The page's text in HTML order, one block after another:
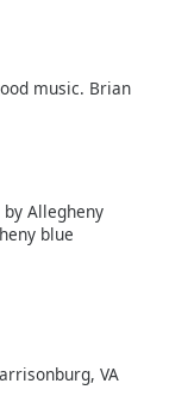
music. Brian
Allegheny
blue
VA